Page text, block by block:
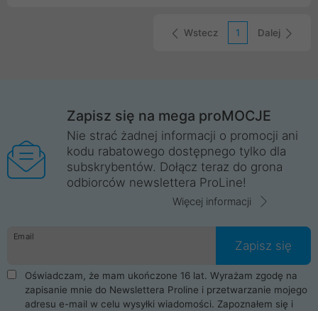
Wstecz 1 Dalej
Zapisz się na mega proMOCJE
Nie strać żadnej informacji o promocji ani
kodu rabatowego dostępnego tylko dla
subskrybentów. Dołącz teraz do grona
odbiorców newslettera ProLine!
Więcej informacji
Email
Zapisz się
Oświadczam, że mam ukończone 16 lat. Wyrażam zgodę na
zapisanie mnie do Newslettera Proline i przetwarzanie mojego
adresu e-mail w celu wysyłki wiadomości. Zapoznałem się i